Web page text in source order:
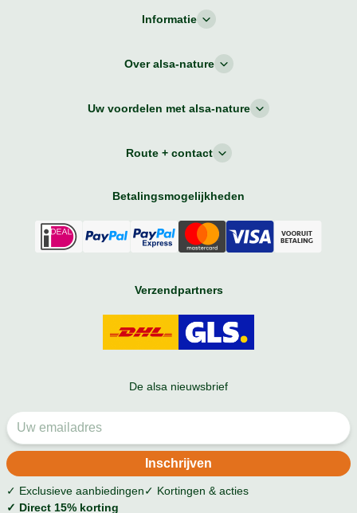
Informatie
Over alsa-nature
Uw voordelen met alsa-nature
Route + contact
Betalingsmogelijkheden
Verzendpartners
De alsa nieuwsbrief
✓ Exclusieve aanbiedingen✓ Kortingen & acties
✓ Direct 15% korting